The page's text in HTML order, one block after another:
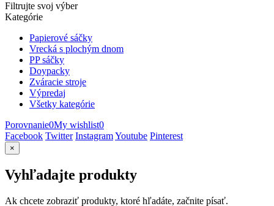
Filtrujte svoj výber
Kategórie
Papierové sáčky
Vrecká s plochým dnom
PP sáčky
Doypacky
Zváracie stroje
Výpredaj
Všetky kategórie
Porovnanie0My wishlist0
Facebook Twitter InstagramYoutube Pinterest
×
Vyhľadajte produkty
Ak chcete zobraziť produkty, ktoré hľadáte, začnite písať.